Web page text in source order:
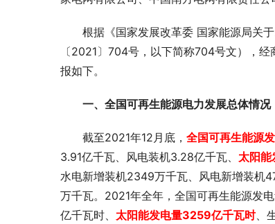
根据《国家发展改革委 国家能源局关
〔2021〕704号，以下简称704号文），
报如下。
一、全国可再生能源电力发展总体情况
截至2021年12月底， 全国可再生能源
3.91亿千瓦、风电装机3.28亿千瓦、 太阳
水电新增装机2349万千瓦、风电新增装机
万千瓦。2021年全年，全国可再生能源发
亿千瓦时、 太阳能发电量3259亿千瓦时、